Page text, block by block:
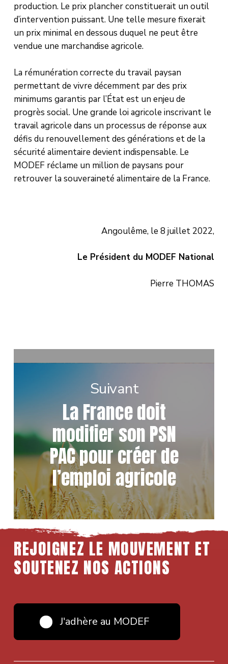
production. Le prix plancher constituerait un outil
d’intervention puissant. Une telle mesure fixerait
un prix minimal en dessous duquel ne peut être
vendue une marchandise agricole.
La rémunération correcte du travail paysan
permettant de vivre décemment par des prix
minimums garantis par l’État est un enjeu de
progrès social. Une grande loi agricole inscrivant le
travail agricole dans un processus de réponse aux
défis du renouvellement des générations et de la
sécurité alimentaire devient indispensable. Le
MODEF réclame un million de paysans pour
retrouver la souveraineté alimentaire de la France.
Angoulême, le 8 juillet 2022,
Le Président du MODEF National
Pierre THOMAS
Suivant
La France doit
modifier son PSN
PAC pour créer de
l’emploi agricole
REJOIGNEZ LE MOUVEMENT ET
SOUTENEZ NOS ACTIONS
J'adhère au MODEF